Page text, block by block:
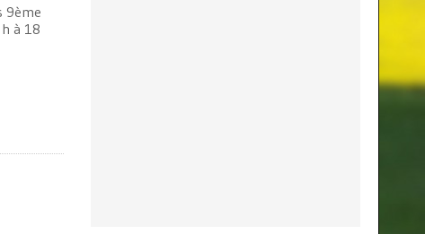
9ème
à 18